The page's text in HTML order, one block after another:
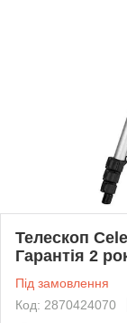
Телескоп
Гарантія 2
Під замовлення
Код: 2870424070